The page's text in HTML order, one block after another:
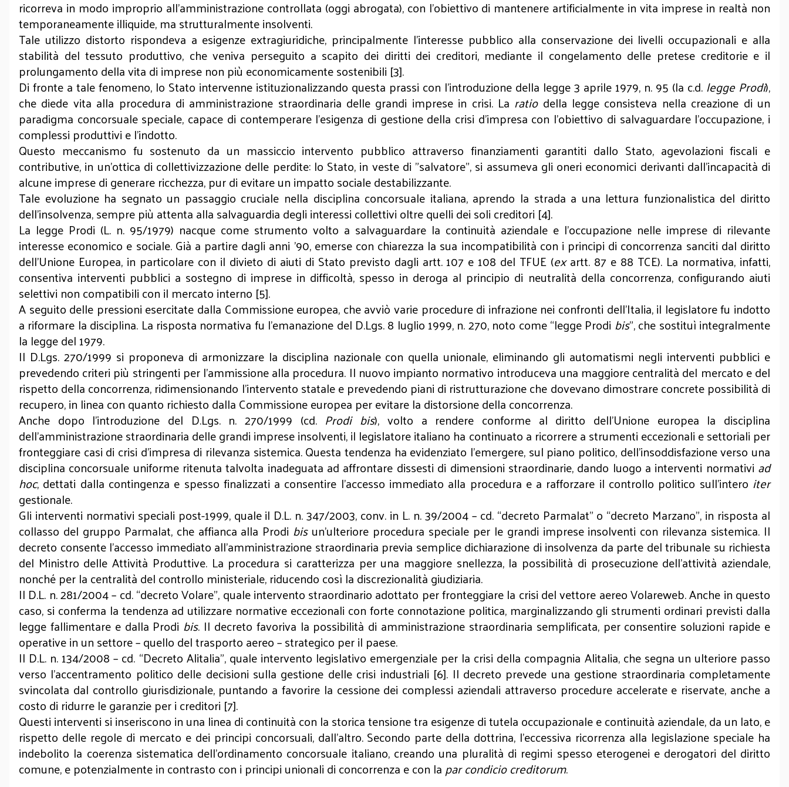
ricorreva in modo improprio all’amministrazione controllata (oggi abrogata), con l’obiettivo di mantenere artificialmente in vita imprese in realtà non
temporaneamente illiquide, ma strutturalmente insolventi.
Tale utilizzo distorto rispondeva a esigenze extragiuridiche, principalmente l’interesse pubblico alla conservazione dei livelli occupazionali e alla
stabilità del tessuto produttivo, che veniva perseguito a scapito dei diritti dei creditori, mediante il congelamento delle pretese creditorie e il
prolungamento della vita di imprese non più economicamente sostenibili [3].
Di fronte a tale fenomeno, lo Stato intervenne istituzionalizzando questa prassi con l’introduzione della legge 3 aprile 1979, n. 95 (la c.d.legge Prodi),
che diede vita alla procedura di amministrazione straordinaria delle grandi imprese in crisi. La ratiodella legge consisteva nella creazione di un
paradigma concorsuale speciale, capace di contemperare l’esigenza di gestione della crisi d’impresa con l’obiettivo di salvaguardare l’occupazione, i
complessi produttivi e l’indotto.
Questo meccanismo fu sostenuto da un massiccio intervento pubblico attraverso finanziamenti garantiti dallo Stato, agevolazioni fiscali e
contributive, in un’ottica di collettivizzazione delle perdite: lo Stato, in veste di "salvatore", si assumeva gli oneri economici derivanti dall’incapacità di
alcune imprese di generare ricchezza, pur di evitare un impatto sociale destabilizzante.
Tale evoluzione ha segnato un passaggio cruciale nella disciplina concorsuale italiana, aprendo la strada a una lettura funzionalistica del diritto
dell’insolvenza, sempre più attenta alla salvaguardia degli interessi collettivi oltre quelli dei soli creditori [4].
La legge Prodi (L. n. 95/1979) nacque come strumento volto a salvaguardare la continuità aziendale e l’occupazione nelle imprese di rilevante
interesse economico e sociale. Già a partire dagli anni ’90, emerse con chiarezza la sua incompatibilità con i principi di concorrenza sanciti dal diritto
dell’Unione Europea, in particolare con il divieto di aiuti di Stato previsto dagli artt. 107 e 108 del TFUE (exartt. 87 e 88 TCE). La normativa, infatti,
consentiva interventi pubblici a sostegno di imprese in difficoltà, spesso in deroga al principio di neutralità della concorrenza, configurando aiuti
selettivi non compatibili con il mercato interno [5].
A seguito delle pressioni esercitate dalla Commissione europea, che avviò varie procedure di infrazione nei confronti dell’Italia, il legislatore fu indotto
a riformare la disciplina. La risposta normativa fu l’emanazione del D.Lgs. 8 luglio 1999, n. 270, noto come “legge Prodi bis”, che sostituì integralmente
la legge del 1979.
Il D.Lgs. 270/1999 si proponeva di armonizzare la disciplina nazionale con quella unionale, eliminando gli automatismi negli interventi pubblici e
prevedendo criteri più stringenti per l’ammissione alla procedura. Il nuovo impianto normativo introduceva una maggiore centralità del mercato e del
rispetto della concorrenza, ridimensionando l’intervento statale e prevedendo piani di ristrutturazione che dovevano dimostrare concrete possibilità di
recupero, in linea con quanto richiesto dalla Commissione europea per evitare la distorsione della concorrenza.
Anche dopo l’introduzione del D.Lgs. n. 270/1999 (cd. Prodi bis), volto a rendere conforme al diritto dell’Unione europea la disciplina
dell’amministrazione straordinaria delle grandi imprese insolventi, il legislatore italiano ha continuato a ricorrere a strumenti eccezionali e settoriali per
fronteggiare casi di crisi d’impresa di rilevanza sistemica. Questa tendenza ha evidenziato l’emergere, sul piano politico, dell’insoddisfazione verso una
disciplina concorsuale uniforme ritenuta talvolta inadeguata ad affrontare dissesti di dimensioni straordinarie, dando luogo a interventi normativi ad
hoc, dettati dalla contingenza e spesso finalizzati a consentire l’accesso immediato alla procedura e a rafforzare il controllo politico sull’intero iter
gestionale.
Gli interventi normativi speciali post-1999, quale il D.L. n. 347/2003, conv. in L. n. 39/2004 – cd. “decreto Parmalat” o “decreto Marzano”, in risposta al
collasso del gruppo Parmalat, che affianca alla Prodi bisun'ulteriore procedura speciale per le grandi imprese insolventi con rilevanza sistemica. Il
decreto consente l’accesso immediato all’amministrazione straordinaria previa semplice dichiarazione di insolvenza da parte del tribunale su richiesta
del Ministro delle Attività Produttive. La procedura si caratterizza per una maggiore snellezza, la possibilità di prosecuzione dell’attività aziendale,
nonché per la centralità del controllo ministeriale, riducendo così la discrezionalità giudiziaria.
Il D.L. n. 281/2004 – cd. “decreto Volare”, quale intervento straordinario adottato per fronteggiare la crisi del vettore aereo Volareweb. Anche in questo
caso, si conferma la tendenza ad utilizzare normative eccezionali con forte connotazione politica, marginalizzando gli strumenti ordinari previsti dalla
legge fallimentare e dalla Prodi bis. Il decreto favoriva la possibilità di amministrazione straordinaria semplificata, per consentire soluzioni rapide e
operative in un settore – quello del trasporto aereo – strategico per il paese.
Il D.L. n. 134/2008 – cd. “Decreto Alitalia”, quale intervento legislativo emergenziale per la crisi della compagnia Alitalia, che segna un ulteriore passo
verso l’accentramento politico delle decisioni sulla gestione delle crisi industriali [6]. Il decreto prevede una gestione straordinaria completamente
svincolata dal controllo giurisdizionale, puntando a favorire la cessione dei complessi aziendali attraverso procedure accelerate e riservate, anche a
costo di ridurre le garanzie per i creditori [7].
Questi interventi si inseriscono in una linea di continuità con la storica tensione tra esigenze di tutela occupazionale e continuità aziendale, da un lato, e
rispetto delle regole di mercato e dei principi concorsuali, dall’altro. Secondo parte della dottrina, l’eccessiva ricorrenza alla legislazione speciale ha
indebolito la coerenza sistematica dell’ordinamento concorsuale italiano, creando una pluralità di regimi spesso eterogenei e derogatori del diritto
comune, e potenzialmente in contrasto con i principi unionali di concorrenza e con lapar condicio creditorum.